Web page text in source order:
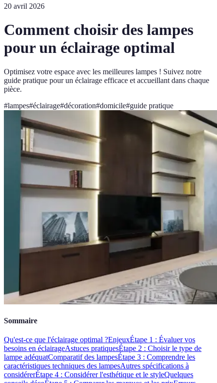
20 avril 2026
Comment choisir des lampes
pour un éclairage optimal
Optimisez votre espace avec les meilleures lampes ! Suivez notre
guide pratique pour un éclairage efficace et accueillant dans chaque
pièce.
#lampes#éclairage#décoration#domicile#guide pratique
Sommaire
Qu'est-ce que l'éclairage optimal ?EnjeuxÉtape 1 : Évaluer vos
besoins en éclairageAstuces pratiquesÉtape 2 : Choisir le type de
lampe adéquatComparatif des lampesÉtape 3 : Comprendre les
caractéristiques techniques des lampesAutres spécifications à
considérerÉtape 4 : Considérer l'esthétique et le styleQuelques